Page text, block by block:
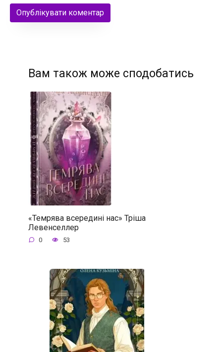
Вам також може сподобатись
«Темрява всередині нас» Тріша
Левенселлер
0 53